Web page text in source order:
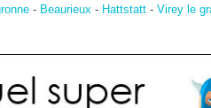
- Beaurieux - Hattstatt - Virey le